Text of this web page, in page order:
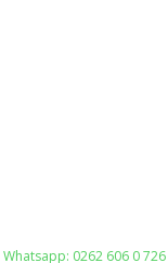
Whatsapp: 0262 606 0 726